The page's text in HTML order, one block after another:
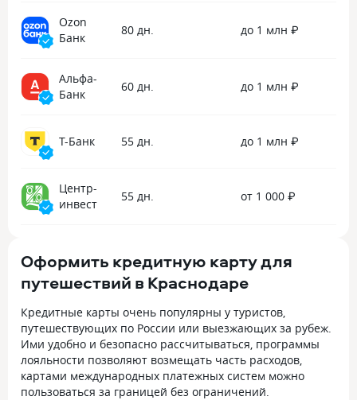
Ozon
Банк
80 дн. до 1 млн ₽
Альфа-
Банк
60 дн. до 1 млн ₽
Т-Банк 55 дн. до 1 млн ₽
Центр-
инвест
55 дн. от 1 000 ₽
Оформить кредитную карту для
путешествий в Краснодаре
Кредитные карты очень популярны у туристов,
путешествующих по России или выезжающих за рубеж.
Ими удобно и безопасно рассчитываться, программы
лояльности позволяют возмещать часть расходов,
картами международных платежных систем можно
пользоваться за границей без ограничений.